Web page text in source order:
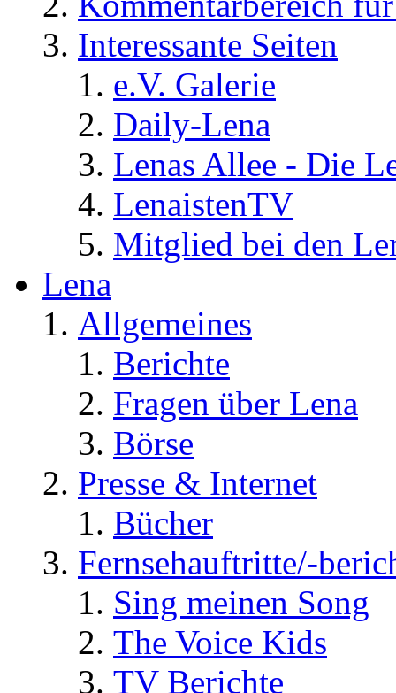
Interessante Seiten
e.V. Galerie
Daily-Lena
Lenas Allee - Die
LenaistenTV
Mitglied bei den
Lena
Allgemeines
Berichte
Fragen über Lena
Börse
Presse & Internet
Bücher
Fernsehauftritte/-
Sing meinen Song
The Voice Kids
TV Berichte